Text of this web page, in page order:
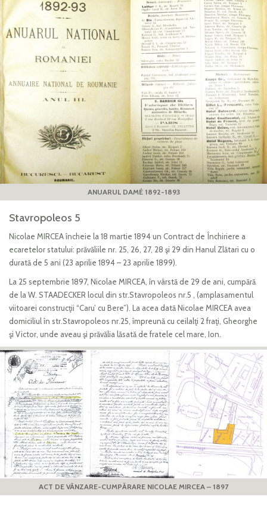
ANUARUL DAMÉ 1892-1893
Stavropoleos 5
Nicolae MIRCEA încheie la 18 martie 1894 un Contract de Închiriere a
ecaretelor statului: prăvăliile nr. 25, 26, 27, 28 şi 29 din Hanul Zlătari cu o
durată de 5 ani (23 aprilie 1894 – 23 aprilie 1899).
La 25 septembrie 1897, Nicolae MIRCEA, în vârstă de 29 de ani, cumpără
de la W. STAADECKER locul din str.Stavropoleos nr.5 , (amplasamentul
viitoarei construcţii “Caru’ cu Bere”). La acea dată Nicolae MIRCEA avea
domiciliul în str.Stavropoleos nr.25, împreună cu ceilalţi 2 fraţi, Gheorghe
şi Victor, unde aveau şi prăvălia lăsată de fratele cel mare, Ion.
ACT DE VÂNZARE-CUMPĂRARE NICOLAE MIRCEA – 1897